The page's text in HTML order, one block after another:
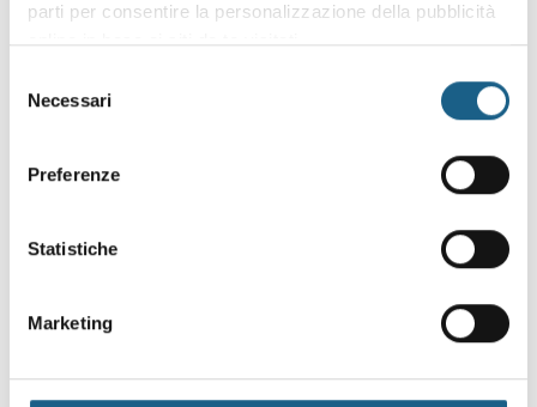
parti per consentire la personalizzazione della pubblicità
online in base ai siti da te visitati.
qualsiasi momento. Consulta anche la nostra Privacy
delNecessari
Preferenze
Statistiche
Marketing
attive.
Lascia i tuoi dati e ti contatteremo non appena saranno
RAGIONE SOCIALE
PIVA / CODICE FISCALE
TELEFONO